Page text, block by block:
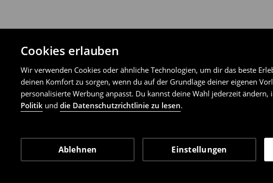
Cookies erlauben
Wir verwenden Cookies oder ähnliche Technologien, um dir das beste
deinen Komfort zu sorgen, wenn du auf der Grundlage deiner eigenen
personalisierte Werbung anpasst. Du kannst deine Wahl jederzeit
Politik und die Datenschutzrichtlinie zu lesen.
Ablehnen Einstellungen